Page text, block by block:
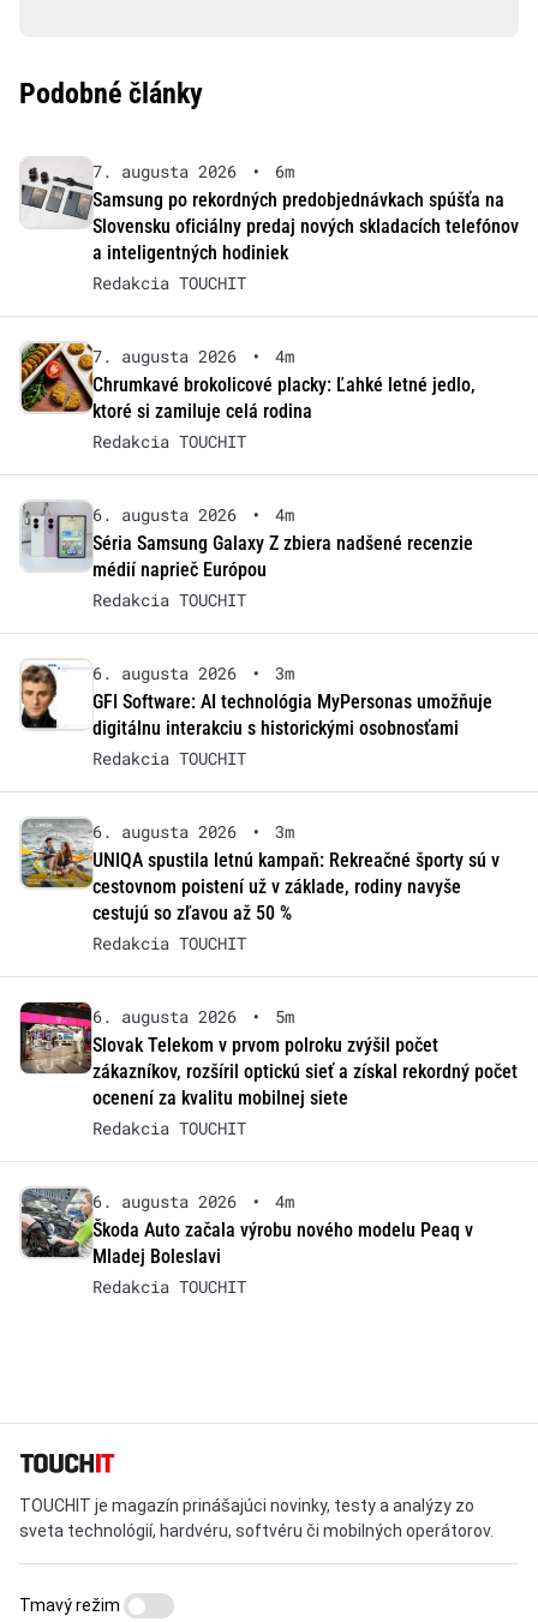
Podobné články
7. augusta 2026 •
6m
Samsung po rekordných predobjednávkach spúšťa na
Slovensku oficiálny predaj nových skladacích telefónov
a inteligentných hodiniek
Redakcia TOUCHIT
7. augusta 2026 •
4m
Chrumkavé brokolicové placky: Ľahké letné jedlo,
ktoré si zamiluje celá rodina
Redakcia TOUCHIT
6. augusta 2026 •
4m
Séria Samsung Galaxy Z zbiera nadšené recenzie
médií naprieč Európou
Redakcia TOUCHIT
6. augusta 2026 •
3m
GFI Software: AI technológia MyPersonas umožňuje
digitálnu interakciu s historickými osobnosťami
Redakcia TOUCHIT
6. augusta 2026 •
3m
UNIQA spustila letnú kampaň: Rekreačné športy sú v
cestovnom poistení už v základe, rodiny navyše
cestujú so zľavou až 50 %
Redakcia TOUCHIT
6. augusta 2026 •
5m
Slovak Telekom v prvom polroku zvýšil počet
zákazníkov, rozšíril optickú sieť a získal rekordný počet
ocenení za kvalitu mobilnej siete
Redakcia TOUCHIT
6. augusta 2026 •
4m
Škoda Auto začala výrobu nového modelu Peaq v
Mladej Boleslavi
Redakcia TOUCHIT
TOUCHIT je magazín prinášajúci novinky, testy a analýzy zo
sveta technológií, hardvéru, softvéru či mobilných operátorov.
Tmavý režim